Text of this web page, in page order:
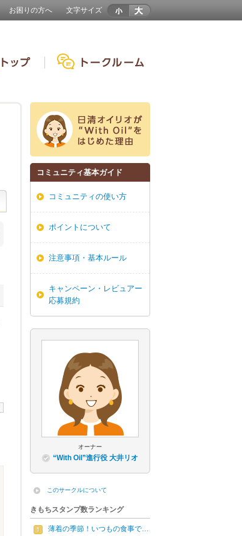
お困りの方へ 文字サイズ
コミュニティ基本ガイド
コミュニティの使い方
ポイントについて
注意事項・基本ルール
キャンペーン・レビュアー
応募規約
オーナー
“With Oil”進行役 大井リオ
このサークルについて
きもちスタンプ数ランキング
薄着の季節！いつもの食事で…